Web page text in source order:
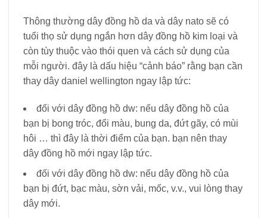
Thông thường dây đồng hồ da và dây nato sẽ có
tuổi thọ sử dụng ngắn hơn dây đồng hồ kim loại và
còn tùy thuộc vào thói quen và cách sử dụng của
mỗi người. đây là dấu hiệu “cảnh báo” rằng bạn cần
thay dây daniel wellington ngay lập tức:
đối với dây đồng hồ dw: nếu dây đồng hồ của
bạn bị bong tróc, đổi màu, bung da, đứt gãy, có mùi
hôi … thì đây là thời điểm của bạn. bạn nên thay
dây đồng hồ mới ngay lập tức.
đối với dây đồng hồ dw: nếu dây đồng hồ của
bạn bị đứt, bạc màu, sờn vải, mốc, v.v., vui lòng thay
dây mới.